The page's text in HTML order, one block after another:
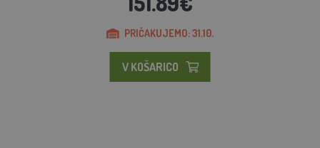
PRIČAKUJEMO: 31.10.
V KOŠARICO